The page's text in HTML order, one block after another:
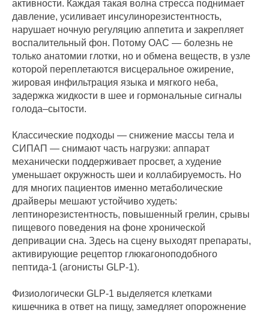
активности. Каждая такая волна стресса поднимает
давление, усиливает инсулинорезистентность,
нарушает ночную регуляцию аппетита и закрепляет
воспалительный фон. Потому ОАС — болезнь не
только анатомии глотки, но и обмена веществ, в узле
которой переплетаются висцеральное ожирение,
жировая инфильтрация языка и мягкого неба,
задержка жидкости в шее и гормональные сигналы
голода–сытости.
Классические подходы — снижение массы тела и
СИПАП — снимают часть нагрузки: аппарат
механически поддерживает просвет, а худение
уменьшает окружность шеи и коллабируемость. Но
для многих пациентов именно метаболические
драйверы мешают устойчиво худеть:
лептинорезистентность, повышенный грелин, срывы
пищевого поведения на фоне хронической
депривации сна. Здесь на сцену выходят препараты,
активирующие рецептор глюкагоноподобного
пептида‑1 (агонисты GLP‑1).
Физиологически GLP‑1 выделяется клетками
кишечника в ответ на пищу, замедляет опорожнение